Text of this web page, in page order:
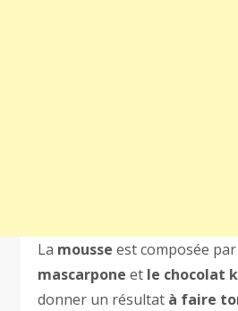
La mousse est composée par
mascarpone et le chocolat
donner un résultat à faire